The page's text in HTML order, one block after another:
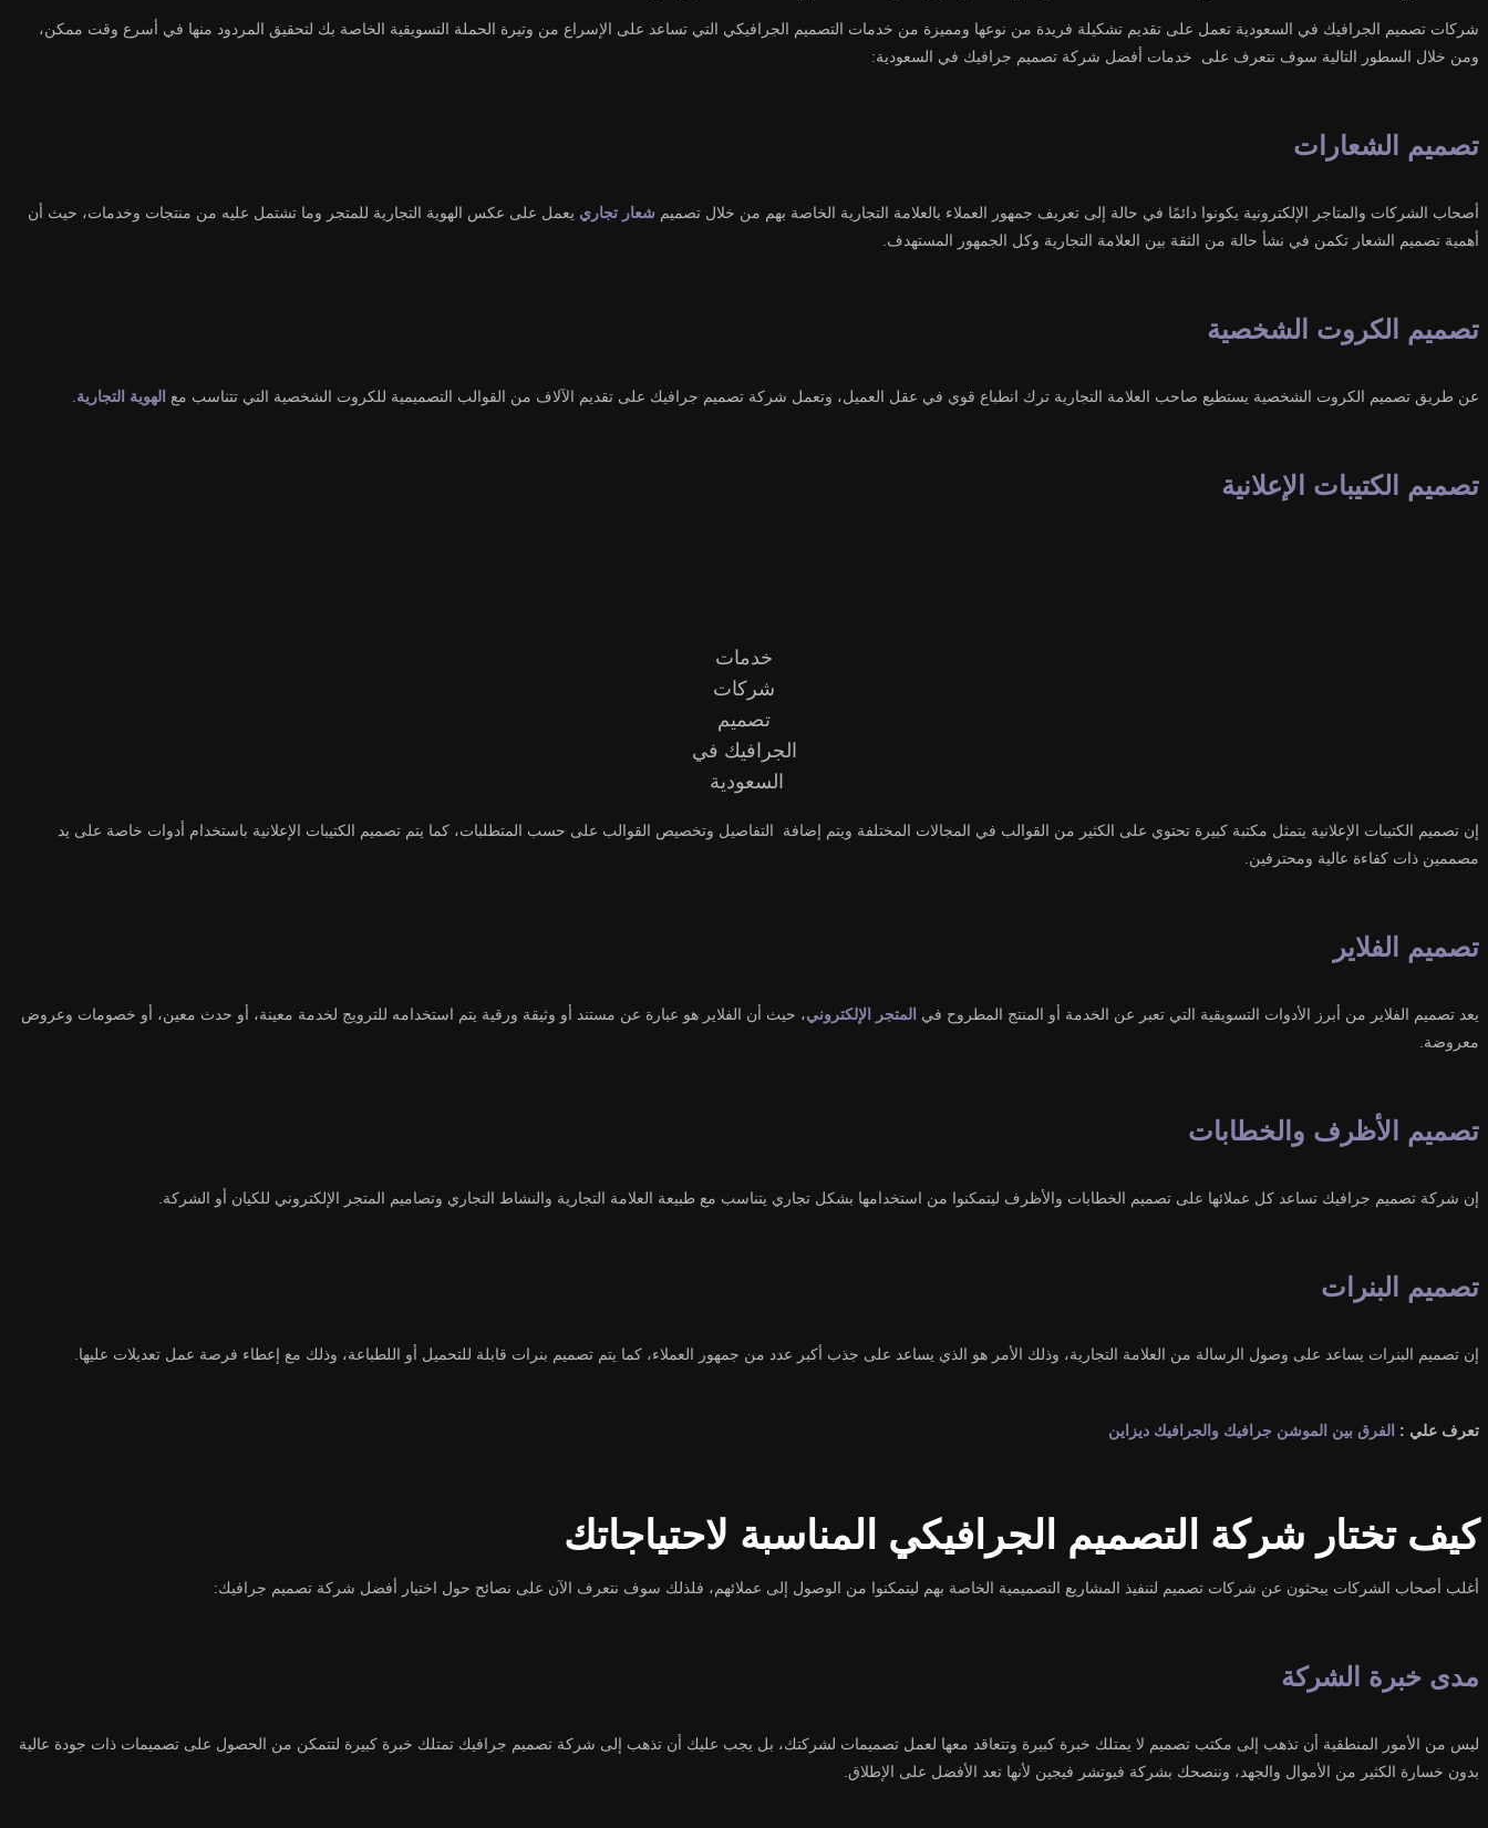
شركات تصميم الجرافيك في السعودية تعمل على تقديم تشكيلة فريدة من نوعها ومميزة من خدمات التصميم الجرافيكي التي تساعد على الإسراع من وتيرة الحملة التسويقية الخاصة بك لتحقيق المردود منها في أسرع وقت ممكن،
ومن خلال السطور التالية سوف نتعرف على خدمات أفضل شركة تصميم جرافيك في السعودية:
تصميم الشعارات
أصحاب الشركات والمتاجر الإلكترونية يكونوا دائمًا في حالة إلى تعريف جمهور العملاء بالعلامة التجارية الخاصة بهم من خلال تصميم شعار تجاري يعمل على عكس الهوية التجارية للمتجر وما تشتمل عليه من منتجات وخدمات، حيث أن
أهمية تصميم الشعار تكمن في نشأ حالة من الثقة بين العلامة التجارية وكل الجمهور المستهدف.
تصميم الكروت الشخصية
عن طريق تصميم الكروت الشخصية يستطيع صاحب العلامة التجارية ترك انطباع قوي في عقل العميل، وتعمل شركة تصميم جرافيك على تقديم الآلاف من القوالب التصميمية للكروت الشخصية التي تتناسب مع الهوية التجارية
تصميم الكتيبات الإعلانية
خدمات
شركات
تصميم
الجرافيك في
السعودية
إن تصميم الكتيبات الإعلانية يتمثل مكتبة كبيرة تحتوي على الكثير من القوالب في المجالات المختلفة ويتم إضافة التفاصيل وتخصيص القوالب على حسب المتطلبات، كما يتم تصميم الكتيبات الإعلانية باستخدام أدوات خاصة على يد
مصممين ذات كفاءة عالية ومحترفين.
تصميم الفلاير
يعد تصميم الفلاير من أبرز الأدوات التسويقية التي تعبر عن الخدمة أو المنتج المطروح في المتجر الإلكتروني، حيث أن الفلاير هو عبارة عن مستند أو وثيقة ورقية يتم استخدامه للترويج لخدمة معينة، أو حدث معين، أو خصومات وعروض
معروضة.
تصميم الأظرف والخطابات
إن شركة تصميم جرافيك تساعد كل عملائها على تصميم الخطابات والأظرف ليتمكنوا من استخدامها بشكل تجاري يتناسب مع طبيعة العلامة التجارية والنشاط التجاري وتصاميم المتجر الإلكتروني للكيان أو الشركة.
تصميم البنرات
إن تصميم البنرات يساعد على وصول الرسالة من العلامة التجارية، وذلك الأمر هو الذي يساعد على جذب أكبر عدد من جمهور العملاء، كما يتم تصميم بنرات قابلة للتحميل أو اللطباعة، وذلك مع إعطاء فرصة عمل تعديلات عليها.
تعرف علي : الفرق بين الموشن جرافيك والجرافيك ديزاين
كيف تختار شركة التصميم الجرافيكي المناسبة لاحتياجاتك
أغلب أصحاب الشركات يبحثون عن شركات تصميم لتنفيذ المشاريع التصميمية الخاصة بهم ليتمكنوا من الوصول إلى عملائهم، فلذلك سوف نتعرف الآن على نصائح حول اختيار أفضل شركة تصميم جرافيك:
مدى خبرة الشركة
ليس من الأمور المنطقية أن تذهب إلى مكتب تصميم لا يمتلك خبرة كبيرة وتتعاقد معها لعمل تصميمات لشركتك، بل يجب عليك أن تذهب إلى شركة تصميم جرافيك تمتلك خبرة كبيرة لتتمكن من الحصول على تصميمات ذات جودة عالية
بدون خسارة الكثير من الأموال والجهد، وننصحك بشركة فيوتشر فيجين لأنها تعد الأفضل على الإطلاق.